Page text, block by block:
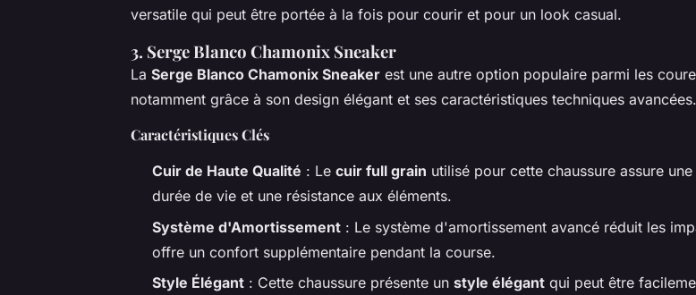
versatile qui peut être portée à la fois pour courir et pour un look casual.
3. Serge Blanco Chamonix Sneaker
La Serge Blanco Chamonix Sneaker est une autre option populaire parmi les
notamment grâce à son design élégant et ses caractéristiques techniques avancées.
Caractéristiques Clés
Cuir de Haute Qualité : Le cuir full grain utilisé pour cette chaussure assure
durée de vie et une résistance aux éléments.
Système d'Amortissement : Le système d'amortissement avancé réduit les
offre un confort supplémentaire pendant la course.
Style Élégant : Cette chaussure présente un style élégant qui peut être